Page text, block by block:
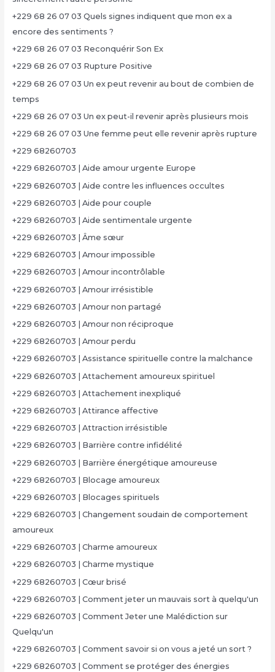
+229 68 26 07 03 Quels signes indiquent que mon ex a
encore des sentiments ?
+229 68 26 07 03 Reconquérir Son Ex
+229 68 26 07 03 Rupture Positive
+229 68 26 07 03 Un ex peut revenir au bout de combien de
temps
+229 68 26 07 03 Un ex peut-il revenir après plusieurs mois
+229 68 26 07 03 Une femme peut elle revenir après rupture
+229 68260703
+229 68260703 | Aide amour urgente Europe
+229 68260703 | Aide contre les influences occultes
+229 68260703 | Aide pour couple
+229 68260703 | Aide sentimentale urgente
+229 68260703 | Âme sœur
+229 68260703 | Amour impossible
+229 68260703 | Amour incontrôlable
+229 68260703 | Amour irrésistible
+229 68260703 | Amour non partagé
+229 68260703 | Amour non réciproque
+229 68260703 | Amour perdu
+229 68260703 | Assistance spirituelle contre la malchance
+229 68260703 | Attachement amoureux spirituel
+229 68260703 | Attachement inexpliqué
+229 68260703 | Attirance affective
+229 68260703 | Attraction irrésistible
+229 68260703 | Barrière contre infidélité
+229 68260703 | Barrière énergétique amoureuse
+229 68260703 | Blocage amoureux
+229 68260703 | Blocages spirituels
+229 68260703 | Changement soudain de comportement
amoureux
+229 68260703 | Charme amoureux
+229 68260703 | Charme mystique
+229 68260703 | Cœur brisé
+229 68260703 | Comment jeter un mauvais sort à quelqu'un
+229 68260703 | Comment Jeter une Malédiction sur
Quelqu'un
+229 68260703 | Comment savoir si on vous a jeté un sort ?
+229 68260703 | Comment se protéger des énergies